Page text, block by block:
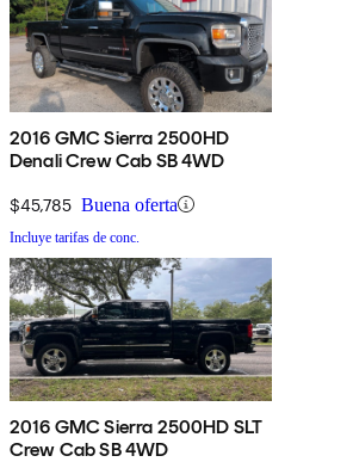
2016 GMC Sierra 2500HD
Denali Crew Cab SB 4WD
$45,785 Buena oferta
Incluye tarifas de conc.
2016 GMC Sierra 2500HD SLT
Crew Cab SB 4WD